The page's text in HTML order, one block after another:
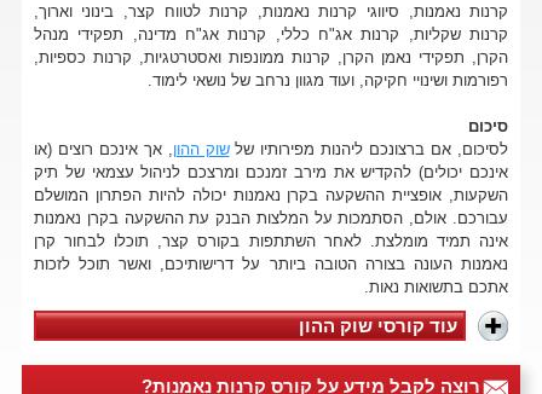
קרנות נאמנות, סיווגי קרנות נאמנות, קרנות לטווח קצר, בינוני וארוך,
קרנות שקליות, קרנות אג"ח כללי, קרנות אג"ח מדינה, תפקידי מנהל
הקרן, תפקידי נאמן הקרן, קרנות ממונפות ואסטרטגיות, קרנות כספיות,
רפורמות ושינויי חקיקה, ועוד מגוון נרחב של נושאי לימוד.
סיכום
לסיכום, אם ברצונכם ליהנות מפירותיו שלשוק ההון , אך אינכם רוצים (או
אינכם יכולים) להקדיש את מירב זמנכם ומרצכם לניהול עצמאי של תיק
השקעות, אופציית ההשקעה בקרן נאמנות יכולה להיות הפתרון המושלם
עבורכם. אולם, הסתמכות על המלצות הבנק עת ההשקעה בקרן נאמנות
אינה תמיד מומלצת. לאחר השתתפות בקורס קצר, תוכלו לבחור קרן
נאמנות העונה בצורה הטובה ביותר על דרישותיכם, ואשר תוכל לזכות
אתכם בתשואות נאות.
עוד קורסי שוק ההון
רוצה לקבל מידע על קורס קרנות נאמנות?